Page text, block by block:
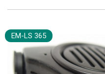
EM-LS 365